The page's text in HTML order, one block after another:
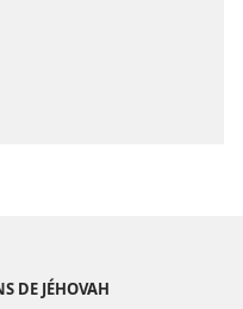
D’ÉTUDE)
DE JÉHOVAH